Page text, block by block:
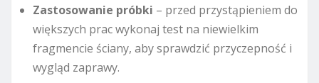
Zastosowanie próbki – przed przystąpieniem do
większych prac wykonaj test na niewielkim
fragmencie ściany, aby sprawdzić przyczepność i
wygląd zaprawy.